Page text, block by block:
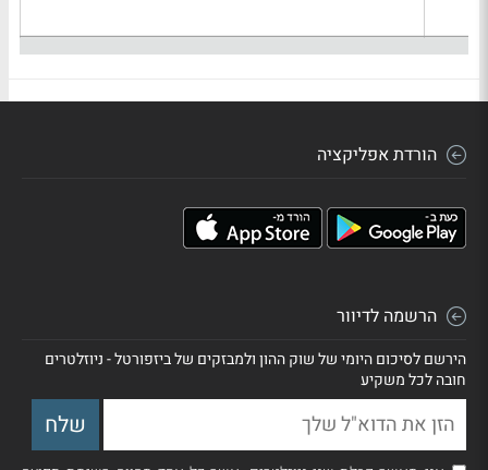
הורדת אפליקציה
הרשמה לדיוור
הירשם לסיכום היומי של שוק ההון ולמבזקים של ביזפורטל - ניוזלטרים
חובה לכל משקיע